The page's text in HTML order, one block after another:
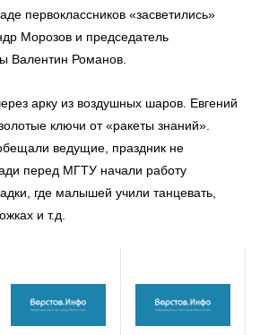
первоклассников «засветились»
Морозов и председатель
Валентин Романов.
арку из воздушных шаров. Евгений
ключи от «ракеты знаний».
ведущие, праздник не
перед МГТУ начали работу
где малышей учили танцевать,
и т.д.